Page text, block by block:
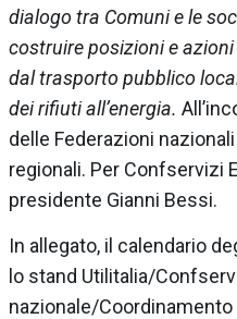
dialogo tra Comuni e le
costruire posizioni e
dal trasporto pubblico
dei rifiuti all’energia.
delle Federazioni
regionali. Per Confservizi
presidente Gianni Bessi.
In allegato, il calendario
lo stand Utilitalia/
nazionale/